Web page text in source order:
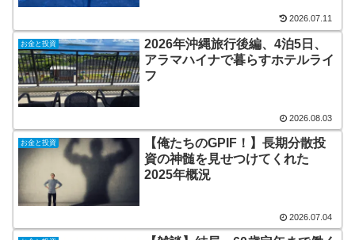
2026.07.11
お金と投資
2026年沖縄旅行後編、4泊5日、
アラマハイナで暮らすホテルライ
フ
2026.08.03
お金と投資
【俺たちのGPIF！】長期分散投
資の神髄を見せつけてくれた
2025年概況
2026.07.04